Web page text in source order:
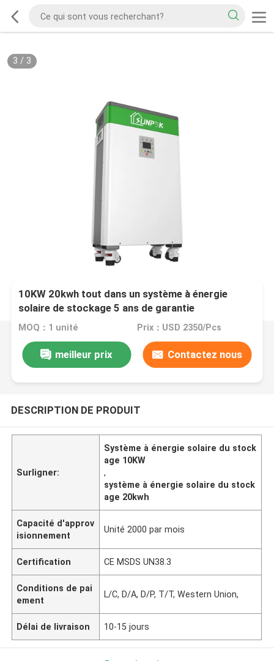
3 / 3
10KW 20kwh tout dans un système à énergie
solaire de stockage 5 ans de garantie
MOQ：1 unité Prix：USD 2350/Pcs
meilleur prix Contactez nous
DESCRIPTION DE PRODUIT
Surligner:
Système à énergie solaire du stock
age 10KW
,
système à énergie solaire du stock
age 20kwh
Capacité d'approv
isionnement
Unité 2000 par mois
Certification CE MSDS UN38.3
Conditions de pai
ement
L/C, D/A, D/P, T/T, Western Union,
Délai de livraison 10-15 jours